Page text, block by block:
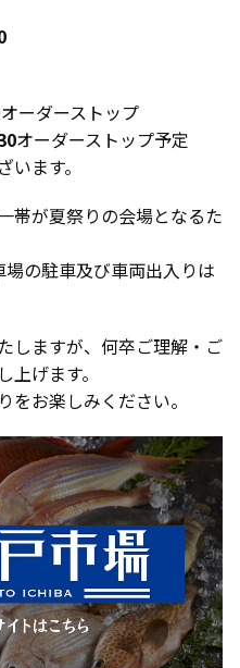
ーダーストップ
オーダーストップ予定
ます。
帯が夏祭りの会場となるた
の駐車及び車両出入りは
しますが、何卒ご理解・ご
げます。
お楽しみください。